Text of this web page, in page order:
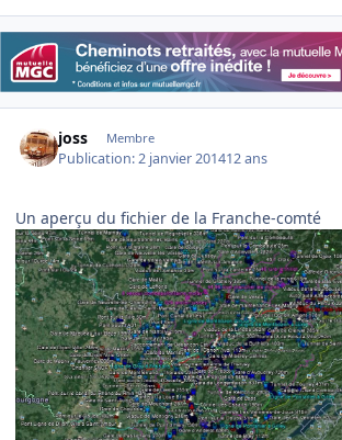
joss Membre
Publication:2 janvier 201412 ans
Un aperçu du fichier de la Franche-comté